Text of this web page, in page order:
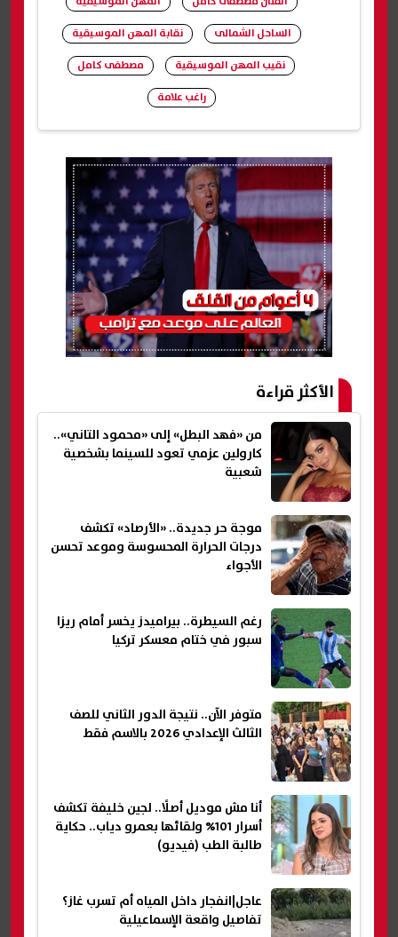
الساحل الشمالى
نقابة المهن الموسيقية
نقيب المهن الموسيقية
مصطفى كامل
راغب علامة
الأكثر قراءة
من «فهد البطل» إلى «محمود التاني»..
كارولين عزمي تعود للسينما بشخصية
شعبية
موجة حر جديدة.. «الأرصاد» تكشف
درجات الحرارة المحسوسة وموعد تحسن
الأجواء
رغم السيطرة.. بيراميدز يخسر أمام ريزا
سبور في ختام معسكر تركيا
متوفر الآن.. نتيجة الدور الثاني للصف
الثالث الإعدادي 2026 بالاسم فقط
أنا مش موديل أصلًا.. لجين خليفة تكشف
أسرار 101% ولقائها بعمرو دياب.. حكاية
طالبة الطب (فيديو)
عاجل|انفجار داخل المياه أم تسرب غاز؟
تفاصيل واقعة الإسماعيلية